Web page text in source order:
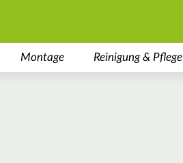
Montage Reinigung & Pflege